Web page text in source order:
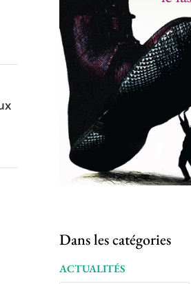
Dans les catégories
ACTUALITÉS